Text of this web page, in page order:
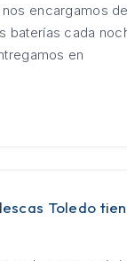
encargamos
baterías cada
en
Toledo